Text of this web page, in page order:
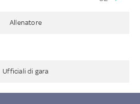
Allenatore
Ufficiali di gara